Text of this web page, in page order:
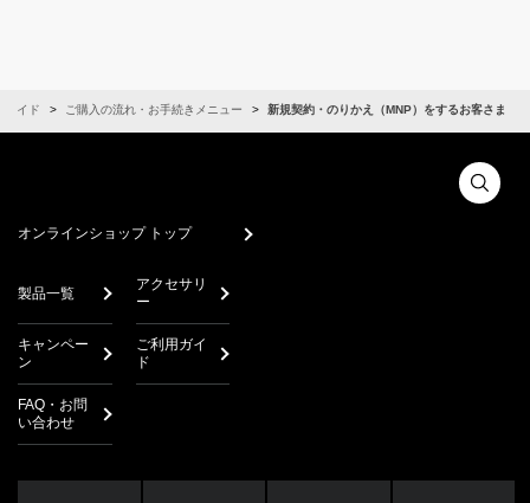
ガイド ご購入の流れ・お手続きメニュー 新規契約・のりかえ（MNP）をするお客さま
オンラインショップ トップ
製品一覧
アクセサリ
ー
キャンペー
ン
ご利用ガイ
ド
FAQ・お問
い合わせ